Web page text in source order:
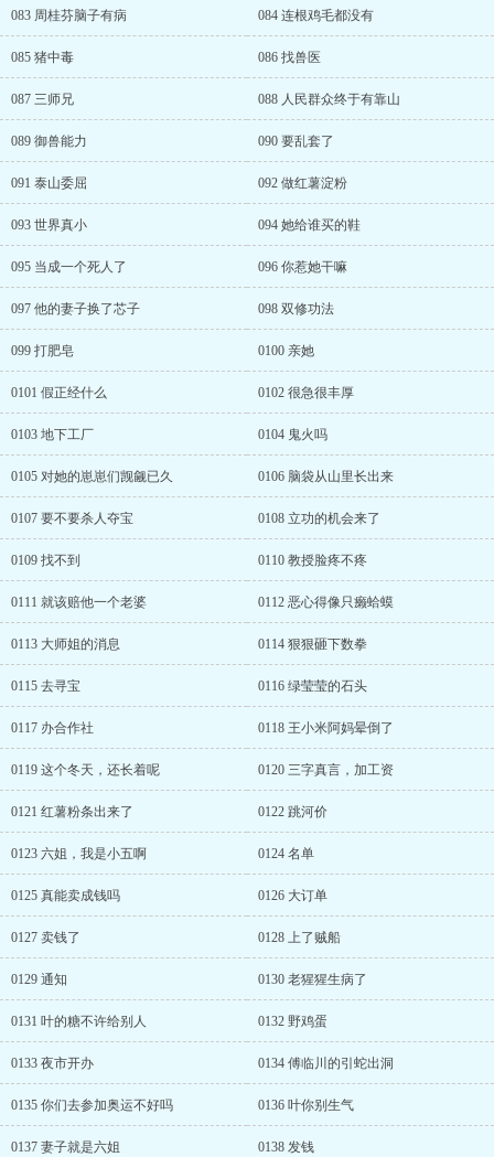
083 周桂芬脑子有病 084 连根鸡毛都没有
085 猪中毒 086 找兽医
087 三师兄 088 人民群众终于有靠山
089 御兽能力 090 要乱套了
091 泰山委屈 092 做红薯淀粉
093 世界真小 094 她给谁买的鞋
095 当成一个死人了 096 你惹她干嘛
097 他的妻子换了芯子 098 双修功法
099 打肥皂 0100 亲她
0101 假正经什么 0102 很急很丰厚
0103 地下工厂 0104 鬼火吗
0105 对她的崽崽们觊觎已久 0106 脑袋从山里长出来
0107 要不要杀人夺宝 0108 立功的机会来了
0109 找不到 0110 教授脸疼不疼
0111 就该赔他一个老婆 0112 恶心得像只癞蛤蟆
0113 大师姐的消息 0114 狠狠砸下数拳
0115 去寻宝 0116 绿莹莹的石头
0117 办合作社 0118 王小米阿妈晕倒了
0119 这个冬天，还长着呢 0120 三字真言，加工资
0121 红薯粉条出来了 0122 跳河价
0123 六姐，我是小五啊 0124 名单
0125 真能卖成钱吗 0126 大订单
0127 卖钱了 0128 上了贼船
0129 通知 0130 老猩猩生病了
0131 叶的糖不许给别人 0132 野鸡蛋
0133 夜市开办 0134 傅临川的引蛇出洞
0135 你们去参加奥运不好吗 0136 叶你别生气
0137 妻子就是六姐 0138 发钱